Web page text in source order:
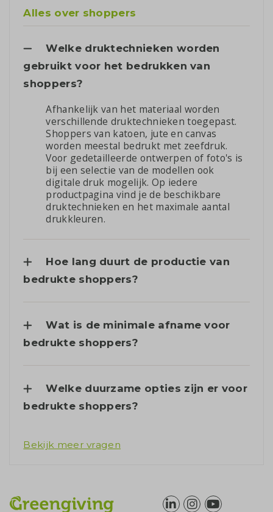
Alles over shoppers
Welke druktechnieken worden
gebruikt voor het bedrukken van
shoppers?
Afhankelijk van het materiaal worden
verschillende druktechnieken toegepast.
Shoppers van katoen, jute en canvas
worden meestal bedrukt met zeefdruk.
Voor gedetailleerde ontwerpen of foto's is
bij een selectie van de modellen ook
digitale druk mogelijk. Op iedere
productpagina vind je de beschikbare
druktechnieken en het maximale aantal
drukkleuren.
Hoe lang duurt de productie van
bedrukte shoppers?
Wat is de minimale afname voor
bedrukte shoppers?
Welke duurzame opties zijn er voor
bedrukte shoppers?
Bekijk meer vragen